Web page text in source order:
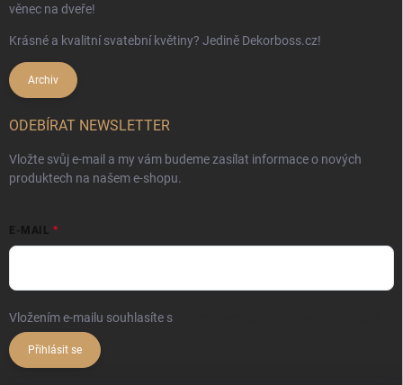
věnec na dveře!
Krásné a kvalitní svatební květiny? Jedině Dekorboss.cz!
Archiv
ODEBÍRAT NEWSLETTER
Vložte svůj e-mail a my vám budeme zasílat informace o nových
produktech na našem e-shopu.
E-MAIL
Vložením e-mailu souhlasíte s
Přihlásit se